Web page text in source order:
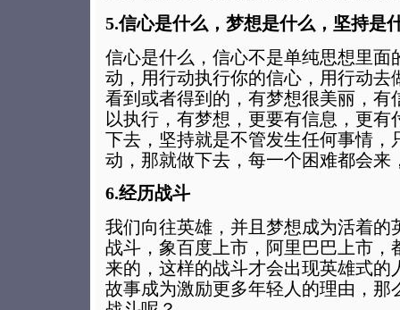
5.信心是什么，梦想是什么，坚持是
信心是什么，信心不是单纯思想里面
动，用行动执行你的信心，用行动去
看到或者得到的，有梦想很美丽，有
以执行，有梦想，更要有信息，更有
下去，坚持就是不管发生任何事情，
动，那就做下去，每一个困难都会来
6.经历战斗
我们向往英雄，并且梦想成为活着的
战斗，象百度上市，阿里巴巴上市，
来的，这样的战斗才会出现英雄式的
故事成为激励更多年轻人的理由，那